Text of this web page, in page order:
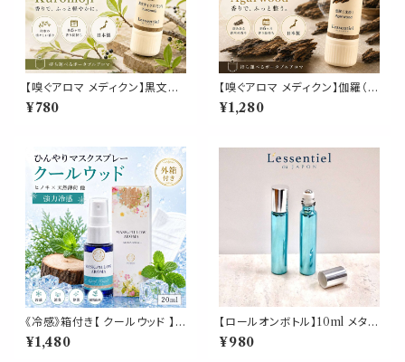
【嗅ぐアロマ メディクン】黒文字
（クロモジ）｜国産 天然 和精油
澄んだ和木の香り ポータブルア
出 携帯用 約6ヶ月 日本製 ギフ
ト プレゼント
¥780
【嗅ぐアロマ メディクン】伽羅（沈
香）｜天然精油 アガーウッド 深
く上品な香木の香り ポータブル
携帯用 日本製 武将 歴史 博物
館 ギフト プレゼント
¥1,280
《冷感》箱付き【 クールウッド 】マ
スク & ピロー アロマ 20ml｜
ヒノキ ヒバ 天然薄荷 夏 ひんや
¥1,480
【ロールオンボトル】10ml メタリ
ックブルー シルバーキャップ 高
級 遮光瓶 ガラス製 化粧水 容器
¥980